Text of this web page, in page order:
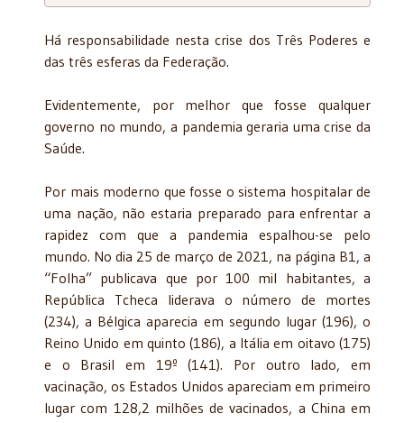
Há responsabilidade nesta crise dos Três Poderes e
das três esferas da Federação.
Evidentemente, por melhor que fosse qualquer
governo no mundo, a pandemia geraria uma crise da
Saúde.
Por mais moderno que fosse o sistema hospitalar de
uma nação, não estaria preparado para enfrentar a
rapidez com que a pandemia espalhou-se pelo
mundo. No dia 25 de março de 2021, na página B1, a
“Folha” publicava que por 100 mil habitantes, a
República Tcheca liderava o número de mortes
(234), a Bélgica aparecia em segundo lugar (196), o
Reino Unido em quinto (186), a Itália em oitavo (175)
e o Brasil em 19º (141). Por outro lado, em
vacinação, os Estados Unidos apareciam em primeiro
lugar com 128,2 milhões de vacinados, a China em